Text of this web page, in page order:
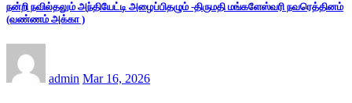
நன்றி நவில்தலும் அந்தியேட்டி அழைப்பிதழும் -திருமதி மங்களேஸ்வரி நவரெத்தினம்
(வண்ணம் அக்கா )
admin Mar 16, 2026